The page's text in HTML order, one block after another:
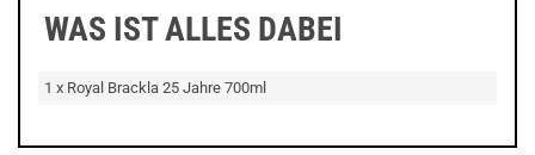
WAS IST ALLES DABEI
1 x Royal Brackla 25 Jahre 700ml